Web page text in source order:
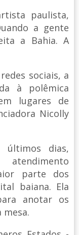
paulista,
a gente
a Bahia. A
sociais, a
à polêmica
lugares de
Nicolly
últimos dias,
parte dos
baiana. Ela
anotar os